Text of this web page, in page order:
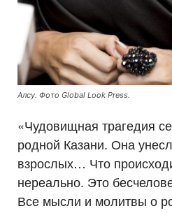
Алсу. Фото Global Look Press.
«Чудовищная трагедия
родной Казани. Она
взрослых… Что
нереально. Это
Все мысли и молитвы о